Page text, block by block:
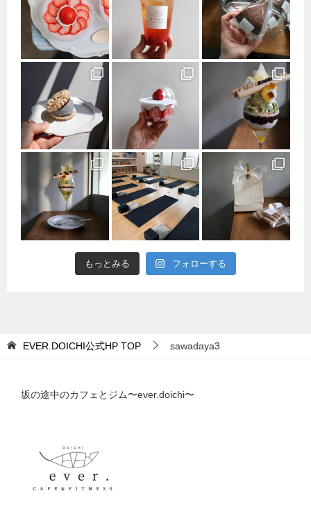
もっとみる フォローする
EVER.DOICHI公式HP TOP sawadaya3
坂の途中のカフェとジム〜ever.doichi〜